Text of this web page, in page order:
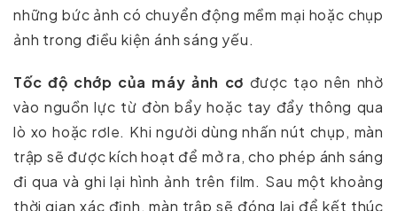
những bức ảnh có chuyển động mềm mại hoặc chụp
ảnh trong điều kiện ánh sáng yếu.
Tốc độ chớp của máy ảnh cơ được tạo nên nhờ
vào nguồn lực từ đòn bẩy hoặc tay đẩy thông qua
lò xo hoặc rơle. Khi người dùng nhấn nút chụp, màn
trập sẽ được kích hoạt để mở ra, cho phép ánh sáng
đi qua và ghi lại hình ảnh trên film. Sau một khoảng
thời gian xác định, màn trập sẽ đóng lại để kết thúc